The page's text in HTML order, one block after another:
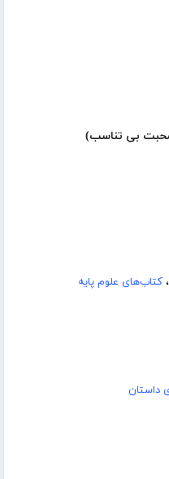
محبت بی تناسب)
، کتاب‌های علوم پایه
داستان